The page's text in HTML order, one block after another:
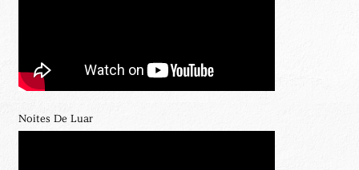
Noites De Luar